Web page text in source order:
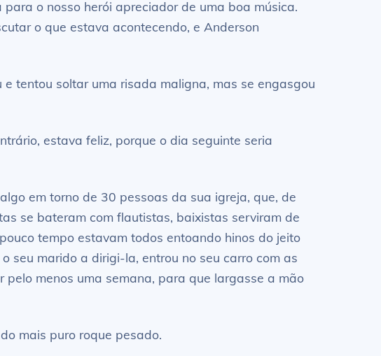
o nosso herói apreciador de uma boa música.
o que estava acontecendo, e Anderson
tentou soltar uma risada maligna, mas se engasgou
estava feliz, porque o dia seguinte seria
em torno de 30 pessoas da sua igreja, que, de
se bateram com flautistas, baixistas serviram de
tempo estavam todos entoando hinos do jeito
seu marido a dirigi-la, entrou no seu carro com as
menos uma semana, para que largasse a mão
mais puro roque pesado.